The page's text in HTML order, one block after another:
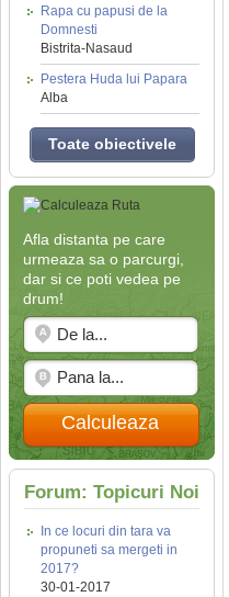
Rapa cu papusi de la
Domnesti
Bistrita-Nasaud
Pestera Huda lui Papara
Alba
Toate obiectivele
Afla distanta pe care
urmeaza sa o parcurgi,
dar si ce poti vedea pe
drum!
Calculeaza
Forum: Topicuri Noi
In ce locuri din tara va
propuneti sa mergeti in
2017?
30-01-2017